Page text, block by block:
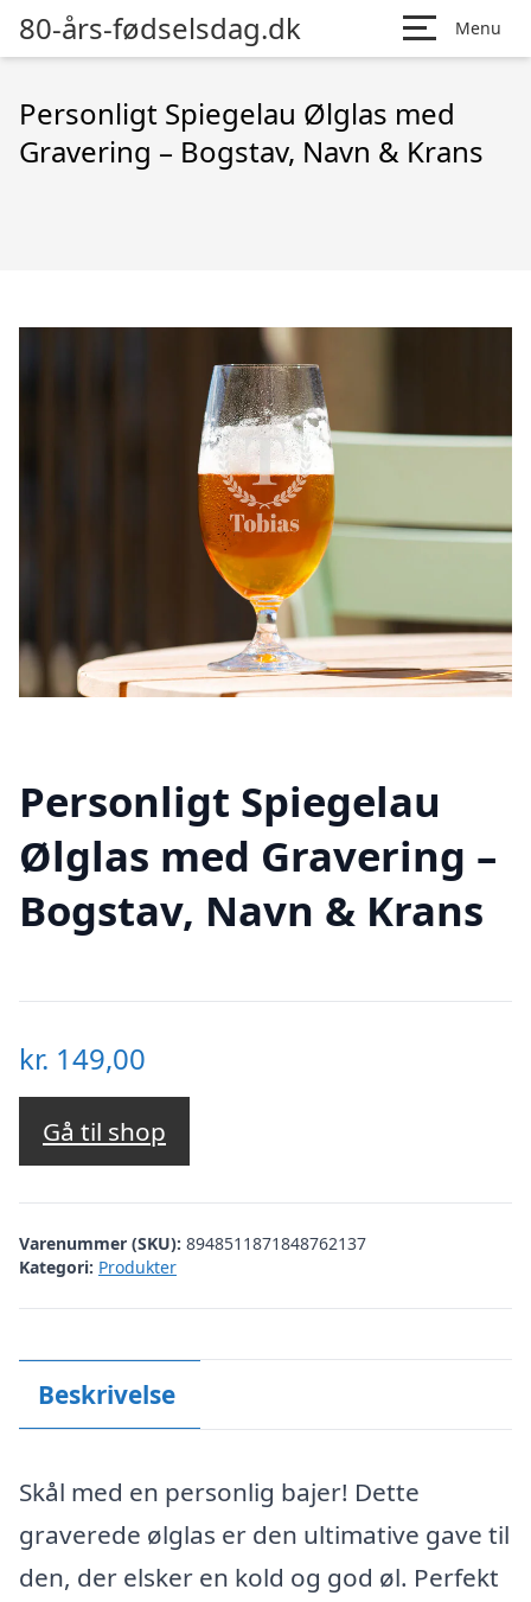
80-års-fødselsdag.dk Menu
Personligt Spiegelau Ølglas med
Gravering – Bogstav, Navn & Krans
Personligt Spiegelau
Ølglas med Gravering –
Bogstav, Navn & Krans
kr. 149,00
Gå til shop
Varenummer (SKU): 8948511871848762137
Kategori: Produkter
Beskrivelse
Skål med en personlig bajer! Dette
graverede ølglas er den ultimative gave til
den, der elsker en kold og god øl. Perfekt